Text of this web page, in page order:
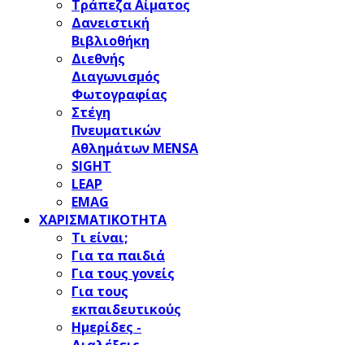
Τράπεζα Αίματος
Δανειστική
Βιβλιοθήκη
Διεθνής
Διαγωνισμός
Φωτογραφίας
Στέγη
Πνευματικών
Αθλημάτων MENSA
SIGHT
LEAP
EMAG
ΧΑΡΙΣΜΑΤΙΚΟΤΗΤΑ
Τι είναι;
Για τα παιδιά
Για τους γονείς
Για τους
εκπαιδευτικούς
Ημερίδες -